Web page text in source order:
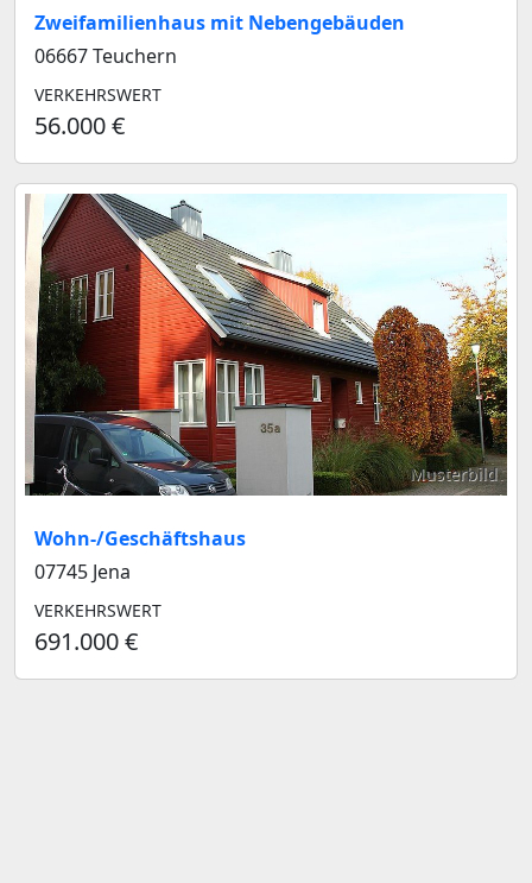
Zweifamilienhaus mit Nebengebäuden
06667 Teuchern
VERKEHRSWERT
56.000 €
Musterbild
Wohn-/Geschäftshaus
07745 Jena
VERKEHRSWERT
691.000 €